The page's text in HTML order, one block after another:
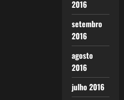
2016
setembro
2016
agosto
2016
julho 2016